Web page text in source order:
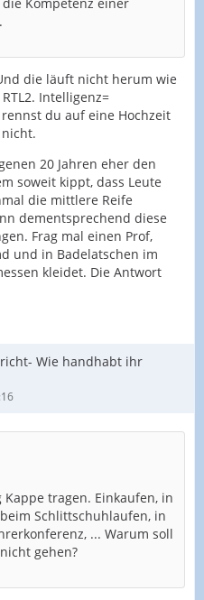
die läuft nicht herum wie
Intelligenz=
du auf eine Hochzeit
20 Jahren eher den
soweit kippt, dass Leute
die mittlere Reife
dementsprechend diese
Frag mal einen Prof,
und in Badelatschen im
kleidet. Die Antwort
Wie handhabt ihr
tragen. Einkaufen, in
Schlittschuhlaufen, in
... Warum soll
gehen?